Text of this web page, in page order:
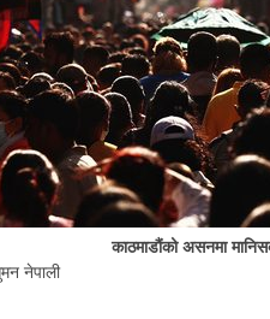
काठमाडौंको असनमा
नेपाली